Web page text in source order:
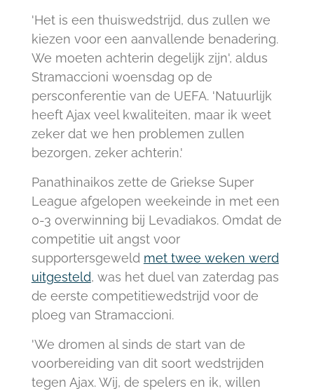
'Het is een thuiswedstrijd, dus zullen we
kiezen voor een aanvallende benadering.
We moeten achterin degelijk zijn', aldus
Stramaccioni woensdag op de
persconferentie van de UEFA. 'Natuurlijk
heeft Ajax veel kwaliteiten, maar ik weet
zeker dat we hen problemen zullen
bezorgen, zeker achterin.'
Panathinaikos zette de Griekse Super
League afgelopen weekeinde in met een
0-3 overwinning bij Levadiakos. Omdat de
competitie uit angst voor
supportersgeweld met twee weken werd
uitgesteld, was het duel van zaterdag pas
de eerste competitiewedstrijd voor de
ploeg van Stramaccioni.
'We dromen al sinds de start van de
voorbereiding van dit soort wedstrijden
tegen Ajax. Wij, de spelers en ik, willen